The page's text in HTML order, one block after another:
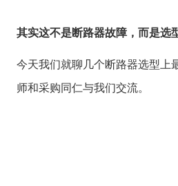
其实这不是断路器故障，而是选
今天我们就聊几个断路器选型上
师和采购同仁与我们交流。